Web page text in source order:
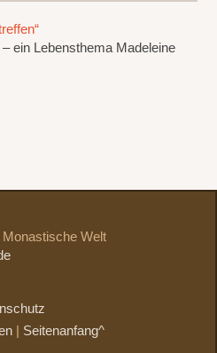
ein Lebensthema Madeleine
Welt
Seitenanfang^